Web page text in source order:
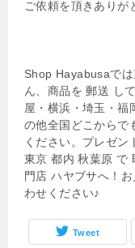
ご依頼を頂きありが
Shop Hayabusaで
ん、商品を 郵送 し
屋・横浜・埼玉・福
の他全国どこからで
ください。プレゼン
東京 都内 秋葉原 で
門店 ハヤブサへ！
わせください♪
Tweet